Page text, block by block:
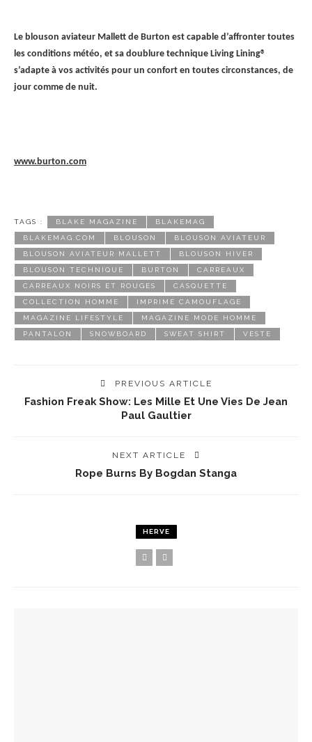
Le blouson aviateur Mallett de Burton est capable d’affronter toutes
les conditions météo, et sa doublure technique Living Lining®
s’adapte à vos activités pour un confort en toutes circonstances, de
jour comme de nuit.
www.burton.com
TAGS : BLAKE MAGAZINE BLAKEMAG
BLAKEMAG.COM BLOUSON BLOUSON AVIATEUR
BLOUSON AVIATEUR MALLETT BLOUSON HIVER
BLOUSON TECHNIQUE BURTON CARREAUX
CARREAUX NOIRS ET ROUGES CASQUETTE
COLLECTION HOMME IMPRIMÉ CAMOUFLAGE
MAGAZINE LIFESTYLE MAGAZINE MODE HOMME
PANTALON SNOWBOARD SWEAT SHIRT VESTE
PREVIOUS ARTICLE
Fashion Freak Show: Les Mille Et Une Vies De Jean
Paul Gaultier
NEXT ARTICLE
Rope Burns By Bogdan Stanga
HERVE